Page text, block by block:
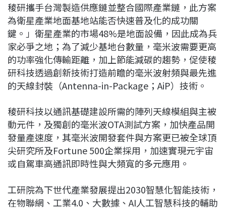
稜研攜手台灣製造供應鏈並整合國際產業鏈，此方案
為衛星產業地面基地站能否快速普及化的成功關
鍵。」衛星產業的市場48%是地面設備，因此成為兵
家必爭之地；為了減少基地台數量，毫米波需要更高
的功率強化傳輸距離，加上節能減碳的趨勢，促使稜
研科技透過創新技術打造前瞻的毫米波射頻與最先進
的天線封裝（Antenna-in-Package；AiP）技術。
稜研科技以通訊基礎建設所需的陣列天線模組與主被
動元件，及獨創的毫米波OTA測試方案，加快產品開
發量產速度，其毫米波開發套件與方案更已被全球頂
尖研究所及Fortune 500企業採用，加速實現元宇宙
或自駕車高通訊即時性與大頻寬的多元應用。
工研院為下世代產業發展提出2030智慧化智能技術，
在物聯網、工業4.0、大數據、AI人工智慧科技的輔助